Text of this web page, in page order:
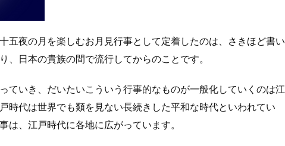
五夜の月を楽しむお月見行事として定着したのは、さきほど書い
、日本の貴族の間で流行してからのことです。
ていき、だいたいこういう行事的なものが一般化していくのは江
時代は世界でも類を見ない長続きした平和な時代といわれてい
は、江戸時代に各地に広がっています。